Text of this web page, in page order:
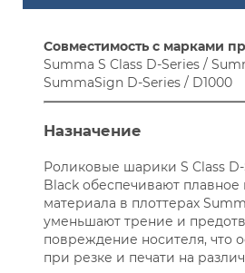
Совместимость с марками
Summa S Class D-Series /
SummaSign D-Series / D1000
Назначение
Роликовые шарики S Class
Black обеспечивают
материала в плоттерах
уменьшают трение и
повреждение носителя, что
при резке и печати на